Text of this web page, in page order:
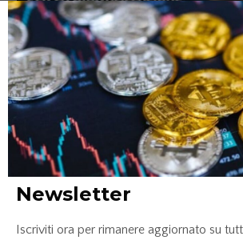
Partnership strategica tra Tecma e
per la digitalizzazione dei mutui
28 Febbraio 2024
LEGGI TUTTO »
Newsletter
Iscriviti ora per rimanere aggiornato su